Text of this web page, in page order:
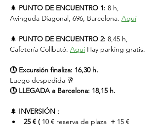
🌲 PUNTO DE ENCUENTRO 1: 8 h,
Avinguda Diagonal, 696, Barcelona. Aquí
🌲 PUNTO DE ENCUENTRO 2: 8,45 h,
Cafetería Collbató. Aquí Hay parking gratis.
🕔 Excursión finaliza: 16,30 h.
Luego despedida 🥂
🕔 LLEGADA a Barcelona: 18,15 h.
🌲 INVERSIÓN :
25 € ( 10 € reserva de plaza + 15 €